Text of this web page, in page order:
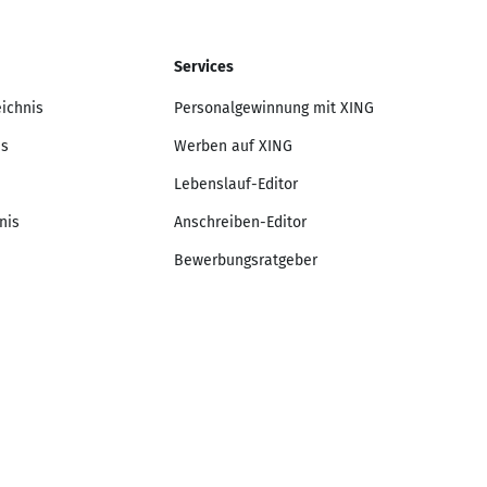
Services
Personalgewinnung mit XING
Werben auf XING
Lebenslauf-Editor
Anschreiben-Editor
Bewerbungsratgeber